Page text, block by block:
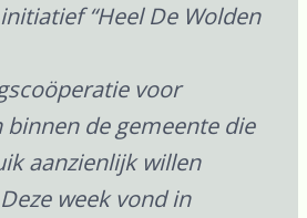
“Heel De Wolden
voor
binnen de gemeente die
aanzienlijk willen
week vond in